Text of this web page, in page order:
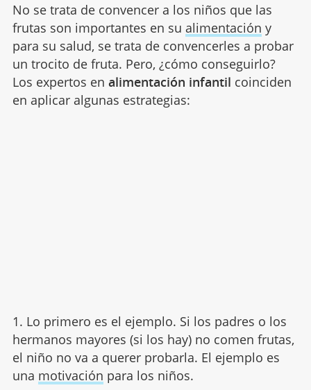
No se trata de convencer a los niños que las
frutas son importantes en su alimentación y
para su salud, se trata de convencerles a probar
un trocito de fruta. Pero, ¿cómo conseguirlo?
Los expertos en alimentación infantil coinciden
en aplicar algunas estrategias:
1. Lo primero es el ejemplo. Si los padres o los
hermanos mayores (si los hay) no comen frutas,
el niño no va a querer probarla. El ejemplo es
una motivación para los niños.